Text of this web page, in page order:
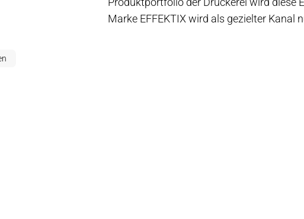
Marke EFFEKTIX wird als gezielter Kanal